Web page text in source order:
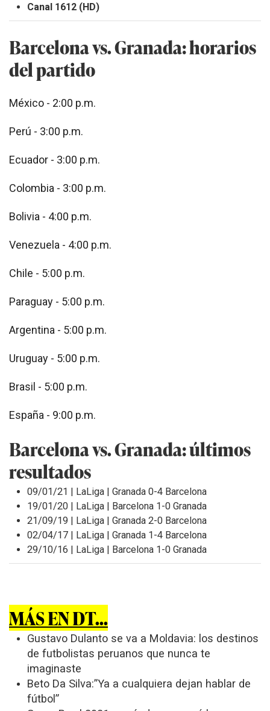
Canal 1612 (HD)
Barcelona vs. Granada: horarios
del partido
México - 2:00 p.m.
Perú - 3:00 p.m.
Ecuador - 3:00 p.m.
Colombia - 3:00 p.m.
Bolivia - 4:00 p.m.
Venezuela - 4:00 p.m.
Chile - 5:00 p.m.
Paraguay - 5:00 p.m.
Argentina - 5:00 p.m.
Uruguay - 5:00 p.m.
Brasil - 5:00 p.m.
España - 9:00 p.m.
Barcelona vs. Granada: últimos
resultados
09/01/21 | LaLiga | Granada 0-4 Barcelona
19/01/20 | LaLiga | Barcelona 1-0 Granada
21/09/19 | LaLiga | Granada 2-0 Barcelona
02/04/17 | LaLiga | Granada 1-4 Barcelona
29/10/16 | LaLiga | Barcelona 1-0 Granada
MÁS EN DT...
Gustavo Dulanto se va a Moldavia: los destinos
de futbolistas peruanos que nunca te
imaginaste
Beto Da Silva:”Ya a cualquiera dejan hablar de
fútbol”